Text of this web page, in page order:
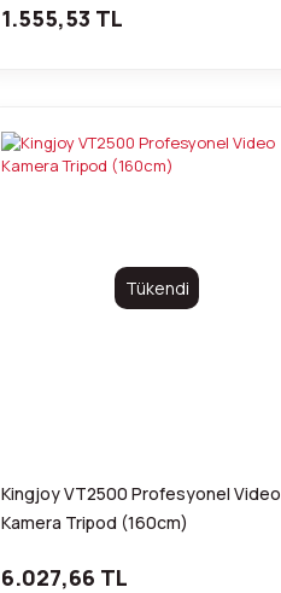
1.555,53 TL
Tükendi
Kingjoy VT2500 Profesyonel Video
Kamera Tripod (160cm)
6.027,66 TL